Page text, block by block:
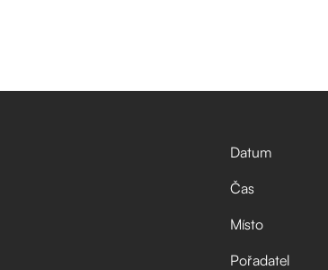
Datum
Čas
Místo
Pořadatel